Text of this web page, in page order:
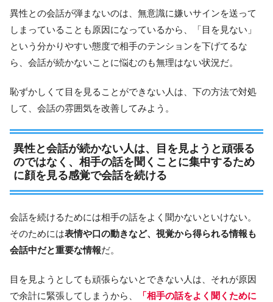
異性との会話が弾まないのは、無意識に嫌いサインを送って
しまっていることも原因になっているから、「目を見ない」
という分かりやすい態度で相手のテンションを下げてるな
ら、会話が続かないことに悩むのも無理はない状況だ。
恥ずかしくて目を見ることができない人は、下の方法で対処
して、会話の雰囲気を改善してみよう。
異性と会話が続かない人は、目を見ようと頑張る
のではなく、相手の話を聞くことに集中するため
に顔を見る感覚で会話を続ける
会話を続けるためには相手の話をよく聞かないといけない。
そのためには表情や口の動きなど、視覚から得られる情報も
会話中だと重要な情報だ。
目を見ようとしても頑張らないとできない人は、それが原因
で余計に緊張してしまうから、
「相手の話をよく聞くために